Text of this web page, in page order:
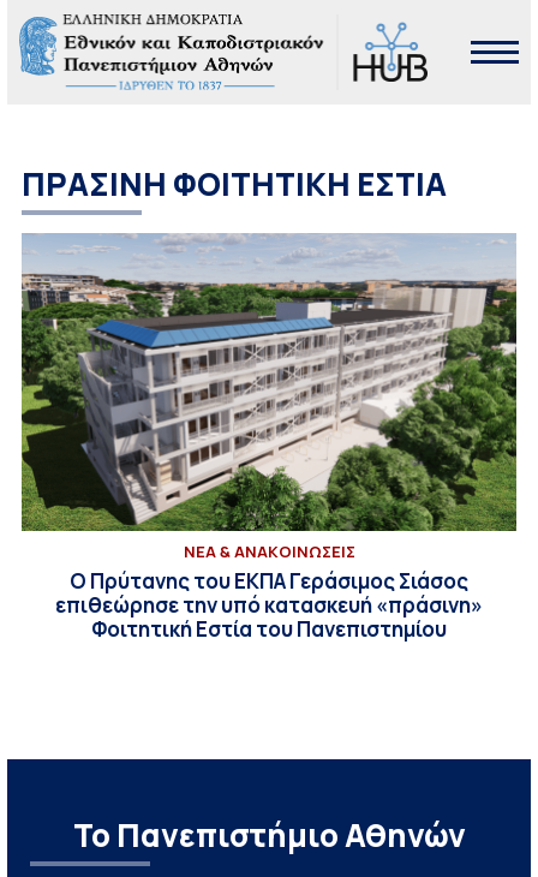
ΠΡΑΣΙΝΗ ΦΟΙΤΗΤΙΚΗ ΕΣΤΙΑ
ΝΕΑ & ΑΝΑΚΟΙΝΩΣΕΙΣ
Ο Πρύτανης του ΕΚΠΑ Γεράσιμος Σιάσος
επιθεώρησε την υπό κατασκευή «πράσινη»
Φοιτητική Εστία του Πανεπιστημίου
Το Πανεπιστήμιο Αθηνών